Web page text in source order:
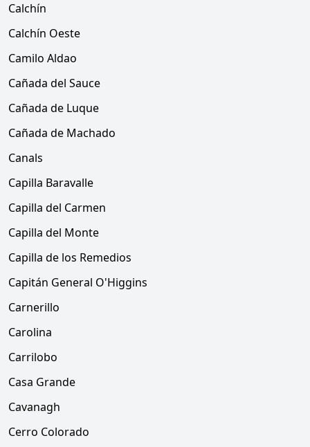
Calchín
Calchín Oeste
Camilo Aldao
Cañada del Sauce
Cañada de Luque
Cañada de Machado
Canals
Capilla Baravalle
Capilla del Carmen
Capilla del Monte
Capilla de los Remedios
Capitán General O'Higgins
Carnerillo
Carolina
Carrilobo
Casa Grande
Cavanagh
Cerro Colorado